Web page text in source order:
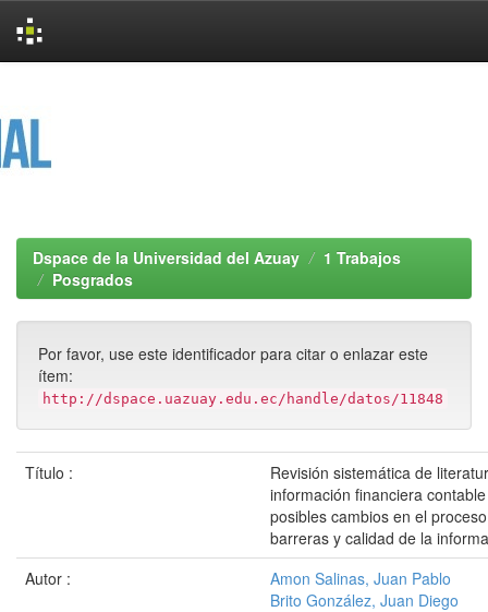
Dspace de la Universidad del Azuay
1 Trabajos
Posgrados
Por favor, use este identificador para citar o enlazar este
ítem:
http://dspace.uazuay.edu.ec/handle/datos/11848
Título :
Revisión sistemática de
información financiera
posibles cambios en el
barreras y calidad de la
Autor :
Amon Salinas, Juan Pablo
Brito González, Juan Diego